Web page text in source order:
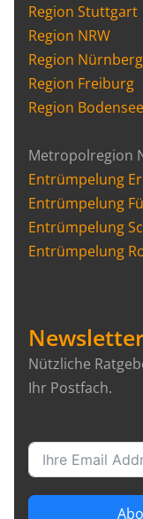
Region Stuttgart
Region NRW
Region Nürnberg
Region Freiburg
Region Bodensee
Metropolregion
Entrümpelung
Entrümpelung
Entrümpelung
Entrümpelung
Nützliche
Ihr Postfach.